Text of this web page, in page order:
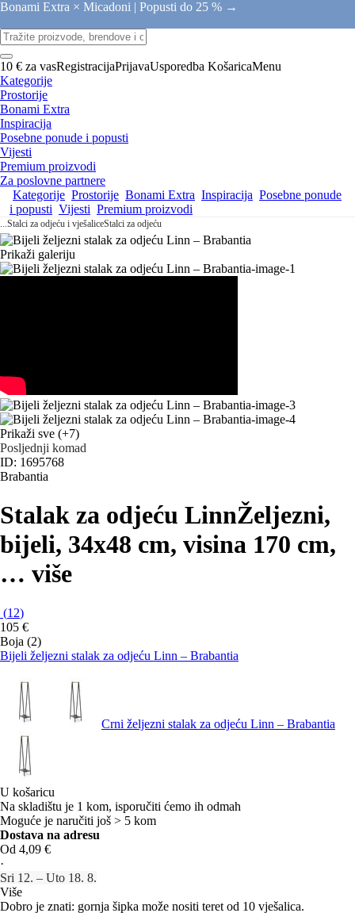
Bonami Extra × Micadoni | Popusti do 25 % →
10 € za vasRegistracijaPrijavaUsporedba KošaricaMenu
Kategorije
Prostorije
Bonami Extra
Inspiracija
Posebne ponude i popusti
Vijesti
Premium proizvodi
Za poslovne partnere
Kategorije Prostorije Bonami Extra Inspiracija Posebne ponude
i popusti Vijesti Premium proizvodi
...Stalci za odjeću i vješaliceStalci za odjeću
Prikaži galeriju
Prikaži sve (+7)
Posljednji komad
ID: 1695768
Brabantia
Stalak za odjeću LinnŽeljezni,
bijeli, 34x48 cm, visina 170 cm,
… više
(12)
105 €
Boja (2)
Bijeli željezni stalak za odjeću Linn – Brabantia
Crni željezni stalak za odjeću Linn – Brabantia
U košaricu
Na skladištu je 1 kom, isporučiti ćemo ih odmah
Moguće je naručiti još > 5 kom
Dostava na adresu
Od 4,09 €
·
Sri 12. – Uto 18. 8.
Više
Dobro je znati: gornja šipka može nositi teret od 10 vješalica.